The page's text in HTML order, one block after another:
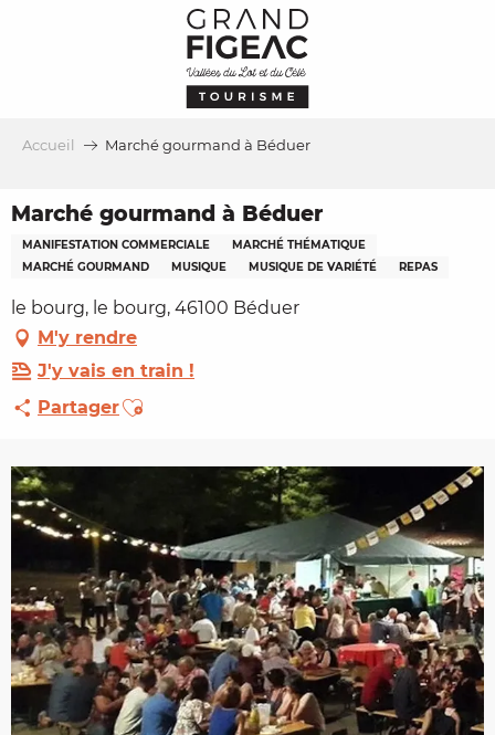
Accueil Marché gourmand à Béduer
Marché gourmand à Béduer
MANIFESTATION COMMERCIALE
MARCHÉ THÉMATIQUE
MARCHÉ GOURMAND
MUSIQUE MUSIQUE DE VARIÉTÉ REPAS
le bourg, le bourg, 46100 Béduer
M'y rendre
J'y vais en train !
PartagerAjouter aux favoris